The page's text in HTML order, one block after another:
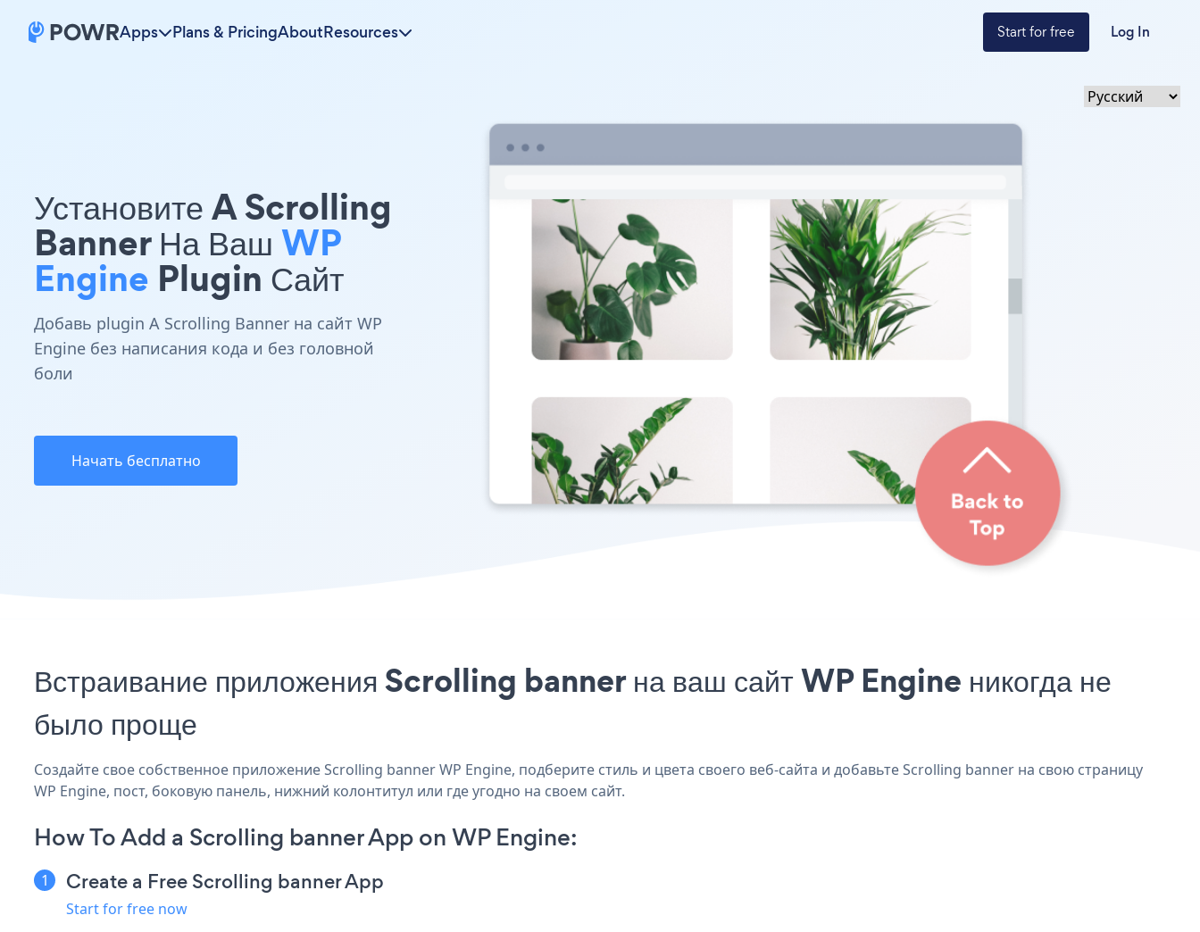
Apps Plans & PricingAboutResources Start for free Log In
Установите A Scrolling
Banner На ВашWP
Engine Plugin Сайт
Добавь plugin A Scrolling Banner на сайт WP
Engine без написания кода и без головной
боли
Начать бесплатно
Встраивание приложения Scrolling banner на ваш сайт WP Engine никогда не
было проще
Создайте свое собственное приложение Scrolling banner WP Engine, подберите стиль и цвета своего веб-сайта и добавьте Scrolling banner на свою страницу
WP Engine, пост, боковую панель, нижний колонтитул или где угодно на своем сайт.
How To Add a Scrolling banner App on WP Engine:
Create a Free Scrolling banner App
Start for free now